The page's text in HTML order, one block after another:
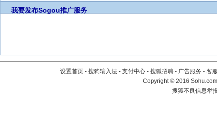
我要发布Sogou推广服务
设置首页 - 搜狗输入法 - 支付中心 - 搜狐招聘 - 广告服务 - 客
Copyright©2016
搜狐不良信息举